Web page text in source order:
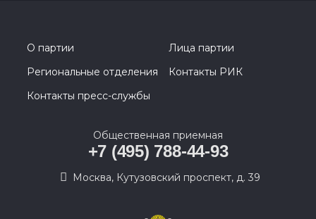
О партии
Лица партии
Региональные отделения
Контакты РИК
Контакты пресс-службы
Общественная приемная
+7 (495) 788-44-93
Москва, Кутузовский проспект, д. 39